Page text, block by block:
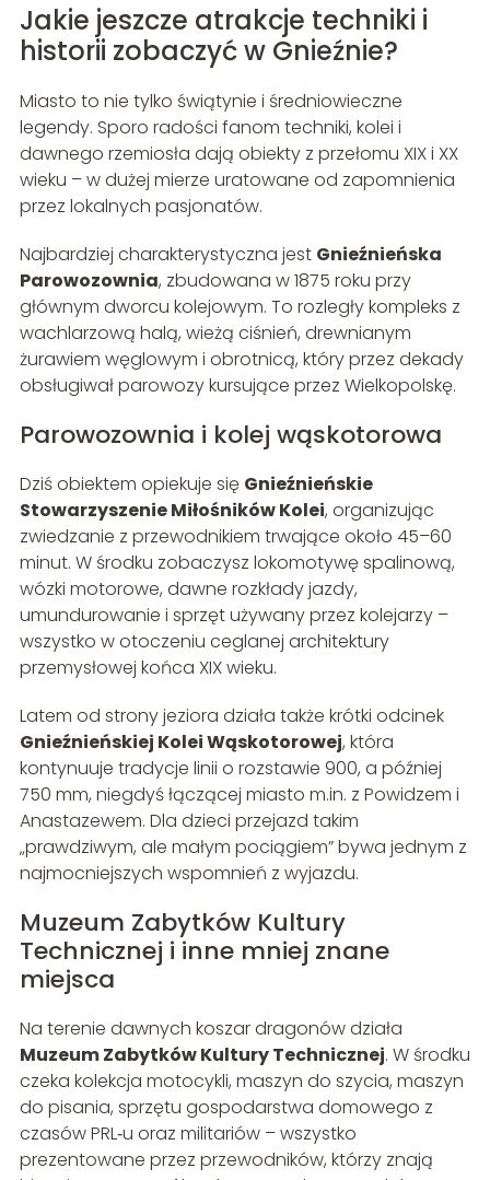
Jakie jeszcze atrakcje techniki i
historii zobaczyć w Gnieźnie?
Miasto to nie tylko świątynie i średniowieczne
legendy. Sporo radości fanom techniki, kolei i
dawnego rzemiosła dają obiekty z przełomu XIX i XX
wieku – w dużej mierze uratowane od zapomnienia
przez lokalnych pasjonatów.
Najbardziej charakterystyczna jest Gnieźnieńska
Parowozownia, zbudowana w 1875 roku przy
głównym dworcu kolejowym. To rozległy kompleks z
wachlarzową halą, wieżą ciśnień, drewnianym
żurawiem węglowym i obrotnicą, który przez dekady
obsługiwał parowozy kursujące przez Wielkopolskę.
Parowozownia i kolej wąskotorowa
Dziś obiektem opiekuje się Gnieźnieńskie
Stowarzyszenie Miłośników Kolei, organizując
zwiedzanie z przewodnikiem trwające około 45–60
minut. W środku zobaczysz lokomotywę spalinową,
wózki motorowe, dawne rozkłady jazdy,
umundurowanie i sprzęt używany przez kolejarzy –
wszystko w otoczeniu ceglanej architektury
przemysłowej końca XIX wieku.
Latem od strony jeziora działa także krótki odcinek
Gnieźnieńskiej Kolei Wąskotorowej, która
kontynuuje tradycje linii o rozstawie 900, a później
750 mm, niegdyś łączącej miasto m.in. z Powidzem i
Anastazewem. Dla dzieci przejazd takim
„prawdziwym, ale małym pociągiem” bywa jednym z
najmocniejszych wspomnień z wyjazdu.
Muzeum Zabytków Kultury
Technicznej i inne mniej znane
miejsca
Na terenie dawnych koszar dragonów działa
Muzeum Zabytków Kultury Technicznej. W środku
czeka kolekcja motocykli, maszyn do szycia, maszyn
do pisania, sprzętu gospodarstwa domowego z
czasów PRL‑u oraz militariów – wszystko
prezentowane przez przewodników, którzy znają